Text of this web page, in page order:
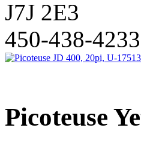
J7J 2E3
450-438-4233
Picoteuse